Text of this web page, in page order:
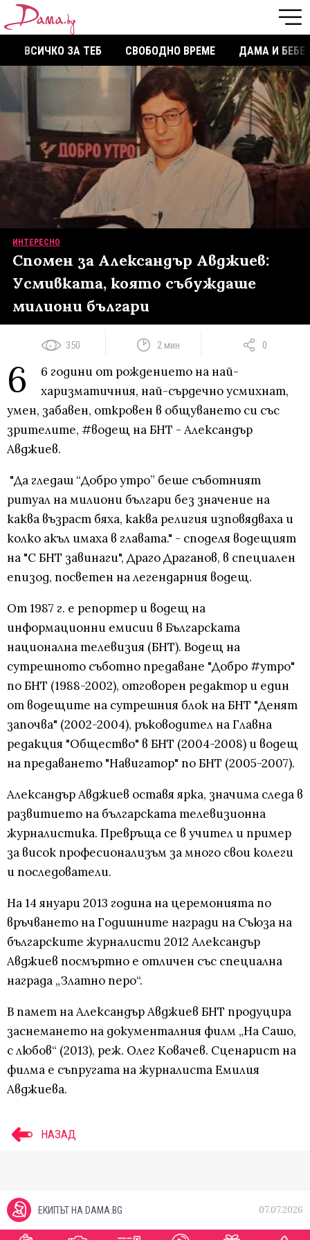
ВСИЧКО ЗА ТЕБ СВОБОДНО ВРЕМЕ ДАМА И БЕБЕ
ИНТЕРЕСНО
Спомен за Александър Авджиев:
Усмивката, която събуждаше
милиони българи
350 2 мин 0
6
6 години от рождението на най-
харизматичния, най-сърдечно усмихнат,
умен, забавен, откровен в общуването си със
зрителите, #водещ на БНТ - Александър
Авджиев.
"Да гледаш “Добро утро” беше съботният
ритуал на милиони българи без значение на
каква възраст бяха, каква религия изповядваха и
колко акъл имаха в главата." - споделя водещият
на "С БНТ завинаги", Драго Драганов, в специален
епизод, посветен на легендарния водещ.
От 1987 г. е репортер и водещ на
информационни емисии в Българската
национална телевизия (БНТ). Водещ на
сутрешното съботно предаване "Добро #утро"
по БНТ (1988-2002), отговорен редактор и един
от водещите на сутрешния блок на БНТ "Денят
започва" (2002-2004), ръководител на Главна
редакция "Общество" в БНТ (2004-2008) и водещ
на предаването "Навигатор" по БНТ (2005-2007).
Александър Авджиев оставя ярка, значима следа в
развитието на българската телевизионна
журналистика. Превръща се в учител и пример
за висок професионализъм за много свои колеги
и последователи.
На 14 януари 2013 година на церемонията по
връчването на Годишните награди на Съюза на
българските журналисти 2012 Александър
Авджиев посмъртно е отличен със специална
награда „Златно перо“.
В памет на Александър Авджиев БНТ продуцира
заснемането на документалния филм „На Сашо,
с любов“ (2013), реж. Олег Ковачев. Сценарист на
филма е съпругата на журналиста Емилия
Авджиева.
НАЗАД
ЕКИПЪТ НА DAMA.BG 07.07.2026